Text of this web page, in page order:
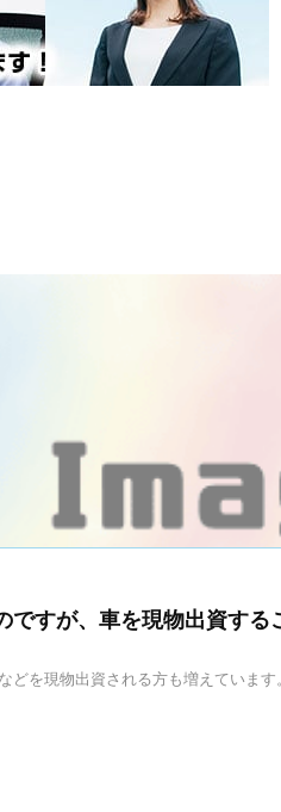
ですが、車を現物出資する
どを現物出資される方も増えていま